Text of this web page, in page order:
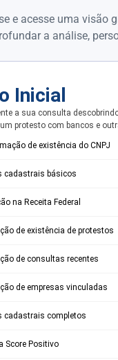
e acesse uma visão
a análise,
Inicial
a sua consulta
protesto com bancos e
de existência do CNPJ
cadastrais básicos
na Receita Federal
de existência de protestos
de consultas recentes
de empresas vinculadas
cadastrais completos
Score Positivo